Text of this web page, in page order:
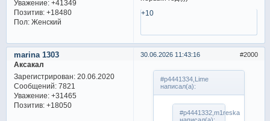
Уважение: +41349
Позитив: +18480
Пол:Женский
+10
2000
30.06.2026 11:43:16
marina 1303
Аксакал
Зарегистрирован: 20.06.2020
Сообщений:7821
Уважение: +31465
Позитив: +18050
#p4441334,Lime
написал(а):
#p4441332,m1reska